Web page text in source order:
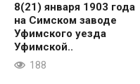
8(21) января 1903 года
на Симском заводе
Уфимского уезда
Уфимской..
188